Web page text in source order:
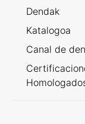
Dendak
Katalogoa
Canal de